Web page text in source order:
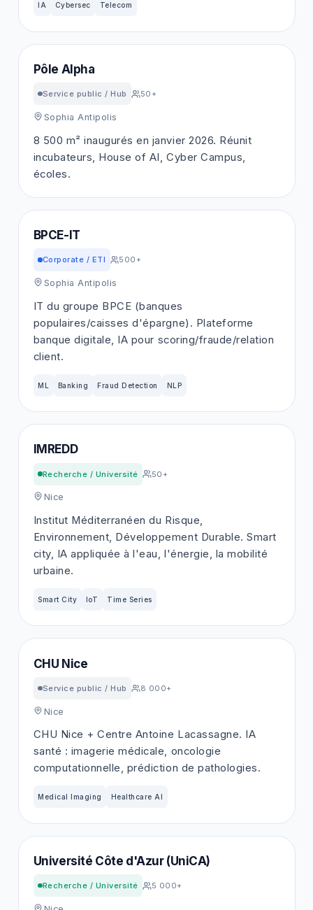
IA Cybersec Telecom
Pôle Alpha
Service public / Hub 50+
Sophia Antipolis
8 500 m² inaugurés en janvier 2026. Réunit
incubateurs, House of AI, Cyber Campus,
écoles.
BPCE-IT
Corporate / ETI 500+
Sophia Antipolis
IT du groupe BPCE (banques
populaires/caisses d'épargne). Plateforme
banque digitale, IA pour scoring/fraude/relation
client.
ML Banking Fraud Detection NLP
IMREDD
Recherche / Université 50+
Nice
Institut Méditerranéen du Risque,
Environnement, Développement Durable. Smart
city, IA appliquée à l'eau, l'énergie, la mobilité
urbaine.
Smart City IoT Time Series
CHU Nice
Service public / Hub 8 000+
Nice
CHU Nice + Centre Antoine Lacassagne. IA
santé : imagerie médicale, oncologie
computationnelle, prédiction de pathologies.
Medical Imaging Healthcare AI
Université Côte d'Azur (UniCA)
Recherche / Université 5 000+